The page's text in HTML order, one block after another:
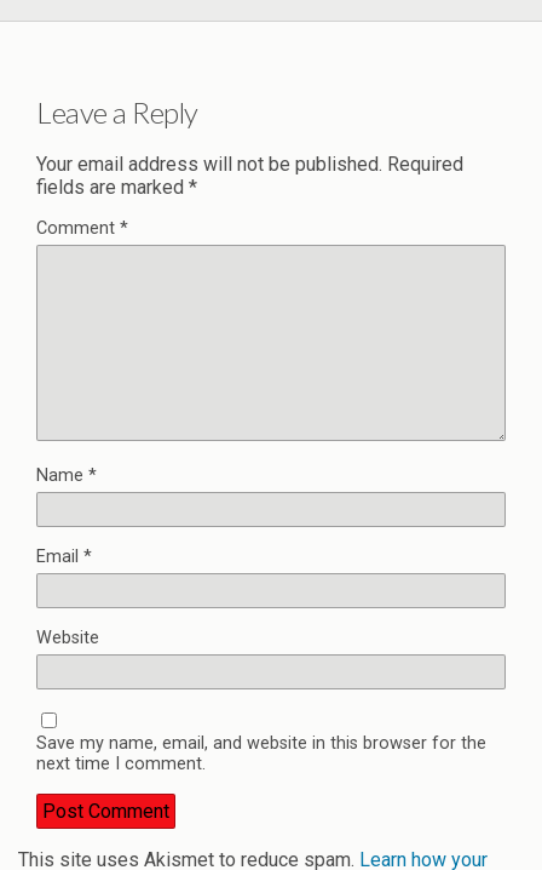
Leave a Reply
Your email address will not be published. Required
fields are marked *
Comment *
Name *
Email *
Website
Save my name, email, and website in this browser for the
next time I comment.
This site uses Akismet to reduce spam. Learn how your